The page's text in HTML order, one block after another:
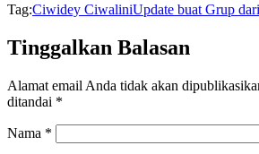
Tag:Ciwidey CiwaliniUpdate buat Grup
Tinggalkan Balasan
Alamat email Anda tidak akan
ditandai *
Nama *